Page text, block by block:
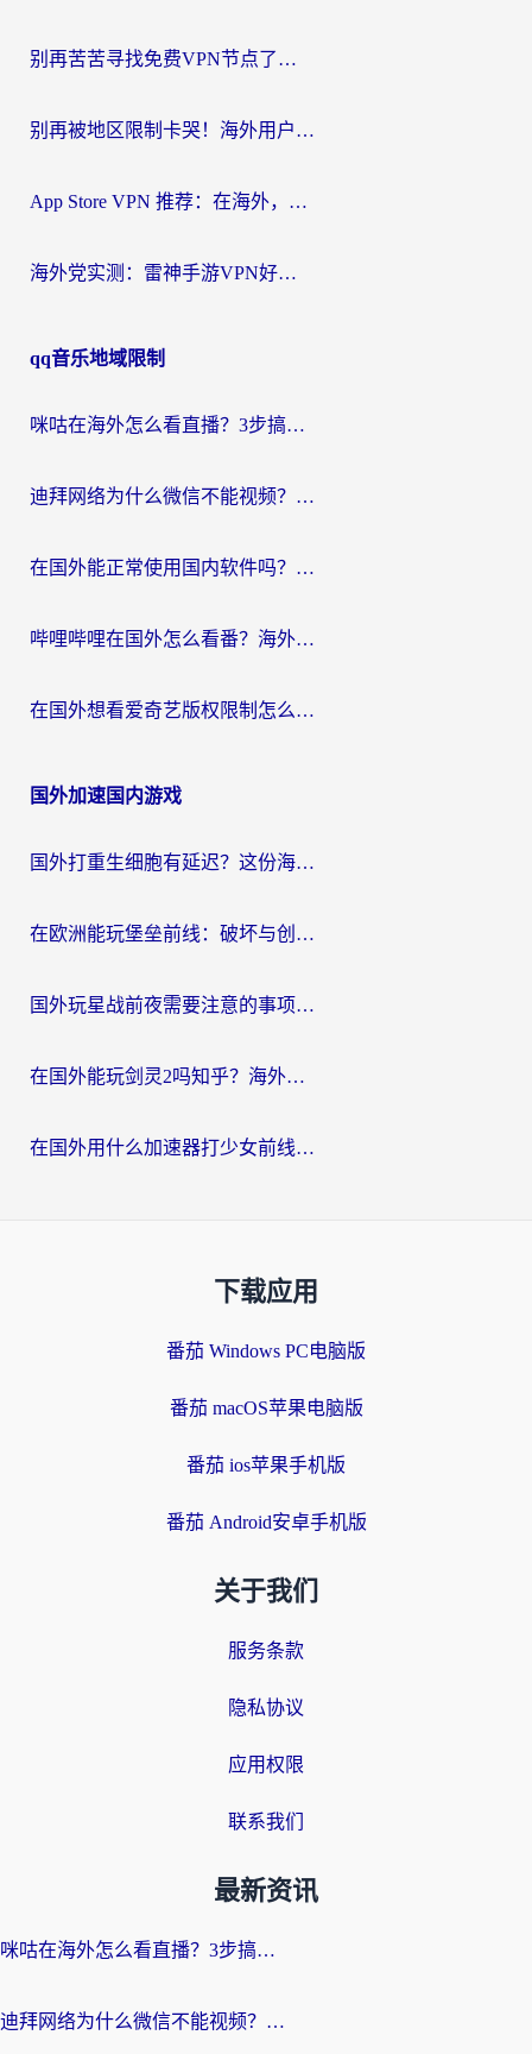
别再苦苦寻找免费VPN节点了，这才是海外访问国内资源的正确姿势
别再被地区限制卡哭！海外用户vpn中国下载全攻略，无缝刷剧办公社交
App Store VPN 推荐：在海外，如何找回那扇回家的“任意门”？
海外党实测：雷神手游VPN好用吗？和闪电VPN对比哪个回国效果更好？附小众工具深度测评
qq音乐地域限制
咪咕在海外怎么看直播？3步搞定地域限制，还能畅看腾讯视频与国内热剧
迪拜网络为什么微信不能视频？海外党必看的回国加速全攻略
在国外能正常使用国内软件吗？海外党亲测有效的无缝访问指南
哔哩哔哩在国外怎么看番？海外党追剧看片的终极解决方案
在国外想看爱奇艺版权限制怎么办？海外华人必看的追剧自由指南
国外加速国内游戏
国外打重生细胞有延迟？这份海外畅玩国服游戏加速器终极指南请收好
在欧洲能玩堡垒前线：破坏与创造吗？海外党国服游戏不卡顿的秘密
国外玩星战前夜需要注意的事项：一份来自老玩家的网络生存指南
在国外能玩剑灵2吗知乎？海外党亲测有效的国服游戏加速指南
在国外用什么加速器打少女前线：云图计划不卡？一个老玩家的掏心分享
下载应用
番茄 Windows PC电脑版
番茄 macOS苹果电脑版
番茄 ios苹果手机版
番茄 Android安卓手机版
关于我们
服务条款
隐私协议
应用权限
联系我们
最新资讯
咪咕在海外怎么看直播？3步搞定地域限制，还能畅看腾讯视频与国内热剧
迪拜网络为什么微信不能视频？海外党必看的回国加速全攻略